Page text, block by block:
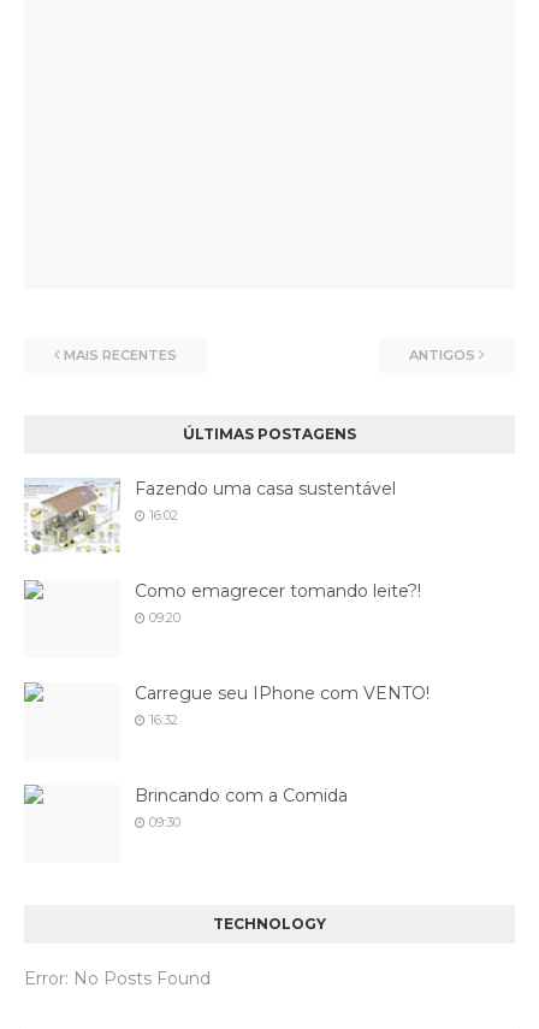
MAIS RECENTES ANTIGOS
ÚLTIMAS POSTAGENS
Fazendo uma casa sustentável
16:02
Como emagrecer tomando leite?!
09:20
Carregue seu IPhone com VENTO!
16:32
Brincando com a Comida
09:30
TECHNOLOGY
Error: No Posts Found